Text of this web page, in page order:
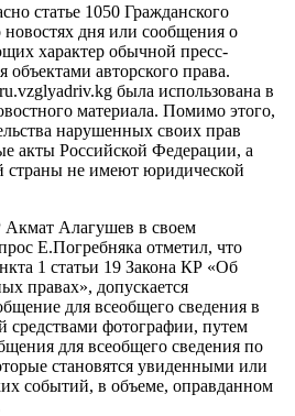
статье 1050 Гражданского
дня или сообщения о
характер обычной пресс-
авторского права.
была использована в
материала. Помимо этого,
нарушенных своих прав
акты Российской Федерации, а
страны не имеют юридической
Акмат Алагушев в своем
Е.Погребняка отметил, что
1 статьи 19 Закона КР «Об
правах», допускается
для всеобщего сведения в
средствами фотографии, путем
для всеобщего сведения по
становятся увиденными или
событий, в объеме, оправданном